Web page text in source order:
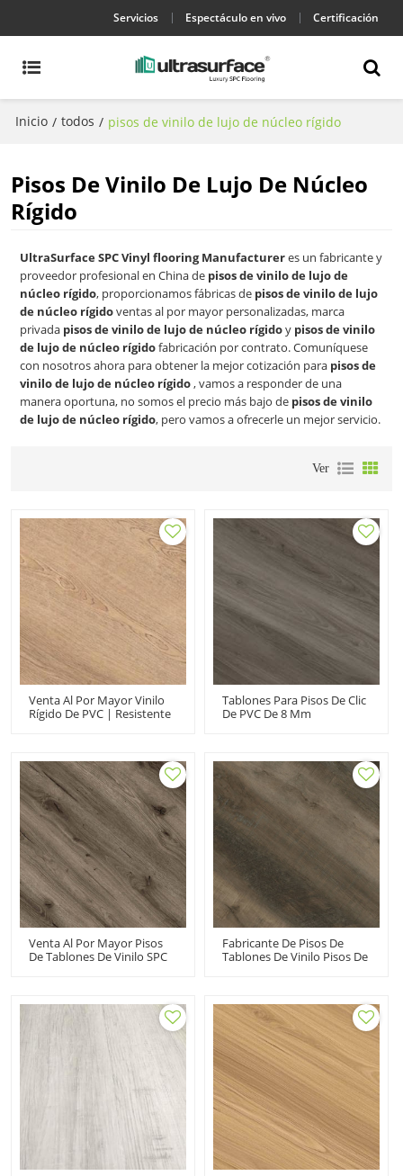
Servicios Espectáculo en vivo Certificación
Inicio / todos / pisos de vinilo de lujo de núcleo rígido
Pisos De Vinilo De Lujo De Núcleo
Rígido
UltraSurface SPC Vinyl flooring Manufactureres un fabricante y
proveedor profesional en China de pisos de vinilo de lujo de
núcleo rígido, proporcionamos fábricas de pisos de vinilo de lujo
de núcleo rígidoventas al por mayor personalizadas, marca
privada pisos de vinilo de lujo de núcleo rígidoy pisos de vinilo
de lujo de núcleo rígidofabricación por contrato. Comuníquese
con nosotros ahora para obtener la mejor cotización para pisos de
vinilo de lujo de núcleo rígido, vamos a responder de una
manera oportuna, no somos el precio más bajo de pisos de vinilo
de lujo de núcleo rígido, pero vamos a ofrecerle un mejor servicio.
Ver
Venta Al Por Mayor Vinilo
Rígido De PVC | Resistente
De Agua
Tablones Para Pisos De Clic
De PVC De 8 Mm
Núcleo Rígido
Venta Al Por Mayor Pisos
De Tablones De Vinilo SPC
Avanzado Ultra Moda UCL
Fabricante De Pisos De
Tablones De Vinilo Pisos De
Decoloración Resistente A
Las Manchas UCL 8009